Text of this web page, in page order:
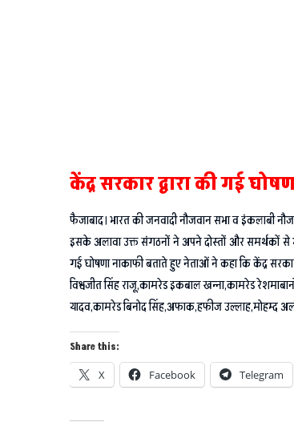
केंद्र सरकार द्वारा की गई
फैजाबाद। भारत की जनवादी नौजवान सभा व इंकलाबी
इसके अलावा उक्त संगठनों ने अपने दोस्तों और समर्थकों से
गई घोषणा नाकाफी बताते हुए नेताओं ने कहा कि केंद्र
विश्वजीत सिंह राजू,कामरेड इकबाल खन्ना,कामरेड
यादव,कामरेड बिनोद सिंह,अफाक,हफीज उल्लाह,मोहम्द
Share this:
X Facebook Telegram